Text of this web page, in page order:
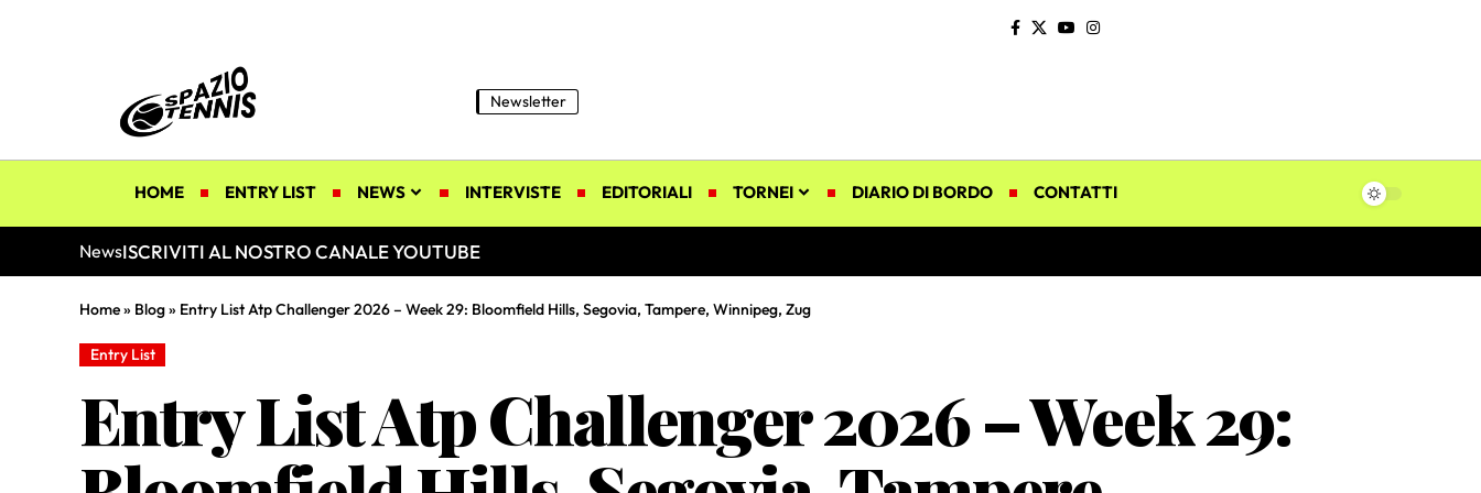
Newsletter
HOME ENTRY LIST NEWS INTERVISTE EDITORIALI TORNEI DIARIO DI BORDO CONTATTI
NewsISCRIVITI AL NOSTRO CANALE YOUTUBE
Home» Blog» Entry List Atp Challenger 2026 – Week 29: Bloomfield Hills, Segovia, Tampere, Winnipeg, Zug
Entry List
Entry List Atp Challenger 2026 – Week 29: